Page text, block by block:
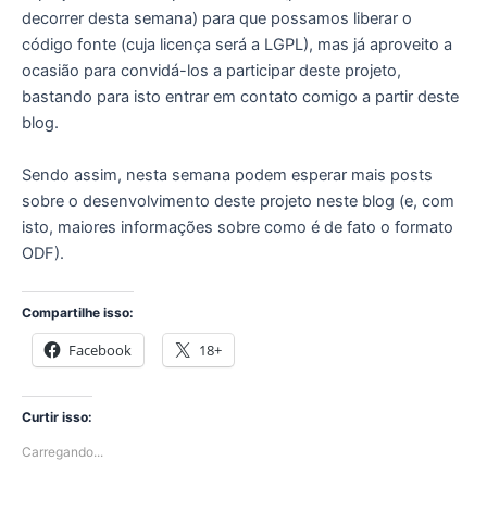
decorrer desta semana) para que possamos liberar o
código fonte (cuja licença será a LGPL), mas já aproveito a
ocasião para convidá-los a participar deste projeto,
bastando para isto entrar em contato comigo a partir deste
blog.
Sendo assim, nesta semana podem esperar mais posts
sobre o desenvolvimento deste projeto neste blog (e, com
isto, maiores informações sobre como é de fato o formato
ODF).
Compartilhe isso:
Facebook 18+
Curtir isso:
Carregando...